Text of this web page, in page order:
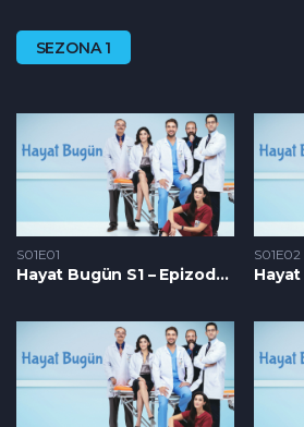
SEZONA 1
S01E01
Hayat Bugün S1 – Epizoda 01
S01E02